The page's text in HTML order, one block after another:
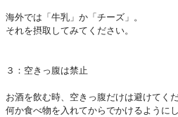
海外では「牛乳」か「チーズ」。
それを摂取してみてください。
３：空きっ腹は禁止
お酒を飲む時、空きっ腹だけは避けてくだ
何か食べ物を入れてからでかけるように